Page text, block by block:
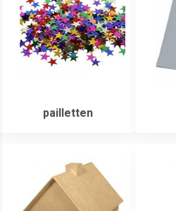
pailletten